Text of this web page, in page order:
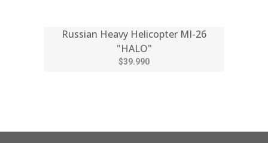
Russian Heavy Helicopter MI-26
"HALO"
$39.990